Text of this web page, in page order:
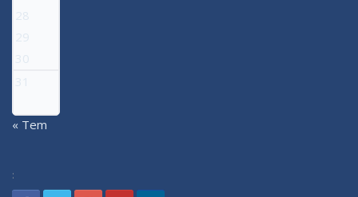
28
29
30
31
« Tem
: